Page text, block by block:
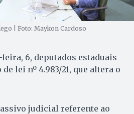
| Foto: Maykon Cardoso
6, deputados estaduais
lei nº 4.983/21, que altera o
judicial referente ao